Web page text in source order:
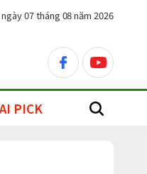
facebookyoutube
07 tháng 08 năm 2026
AI PICK search